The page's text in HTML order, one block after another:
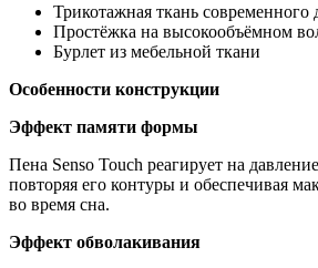
Трикотажная ткань современного
Простёжка на высокообъёмном
Бурлет из мебельной ткани
Особенности конструкции
Эффект памяти формы
Пена Senso Touch реагирует на
повторяя его контуры и обеспечивая
во время сна.
Эффект обволакивания